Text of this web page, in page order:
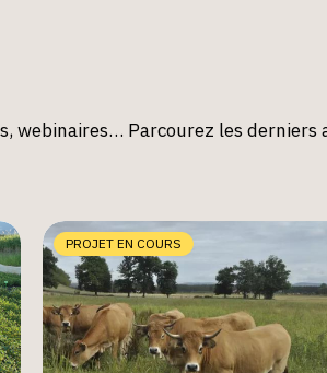
webinaires… Parcourez les derniers
PROJET EN COURS